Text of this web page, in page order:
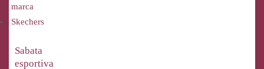
Sabata
esportiva